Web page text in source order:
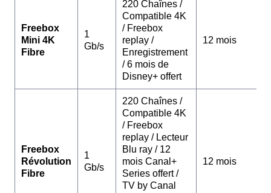
Freebox
Mini 4K
Fibre
1
Gb/s
220 Chaînes /
Compatible 4K
/ Freebox
replay /
Enregistrement
/ 6 mois de
Disney+ offert
12 mois
Freebox
Révolution
Fibre
1
Gb/s
220 Chaînes /
Compatible 4K
/ Freebox
replay / Lecteur
Blu ray / 12
mois Canal+
Series offert /
TV by Canal
12 mois